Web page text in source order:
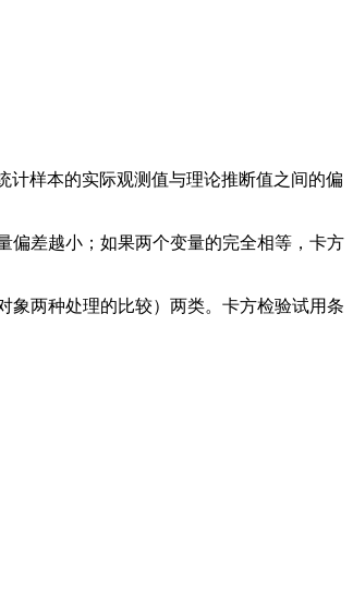
计样本的实际观测值与理论推断值之间的偏
偏差越小；如果两个变量的完全相等，卡方
象两种处理的比较）两类。卡方检验试用条